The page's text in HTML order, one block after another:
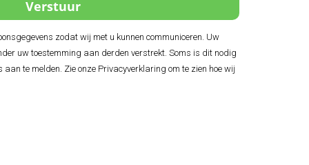
zodat wij met u kunnen communiceren. Uw
uw toestemming aan derden verstrekt. Soms is dit nodig
te melden. Zie onze Privacyverklaring om te zien hoe wij